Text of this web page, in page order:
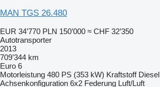
MAN TGS 26.480
EUR 34’770 PLN 150’000 ≈ CHF 32’350
Autotransporter
2013
709’344 km
Euro 6
Motorleistung 480 PS (353 kW) Kraftstoff Diesel
Achsenkonfiguration 6x2 Federung Luft/Luft